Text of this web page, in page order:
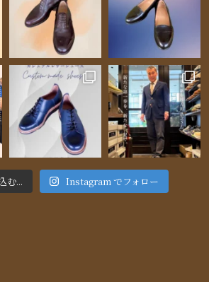
む... Instagram でフォロー